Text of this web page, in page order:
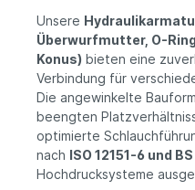
Unsere
Überwurfmutter, O-
Konus) bieten eine
Verbindung für
Die angewinkelte
beengten
optimierte
nach ISO 12151-6 und
Hochdrucksysteme